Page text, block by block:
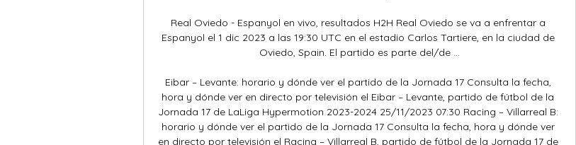
Real Oviedo - Espanyol en vivo, resultados H2H Real Oviedo se va a enfrentar a
Espanyol el 1 dic 2023 a las 19:30 UTC en el estadio Carlos Tartiere, en la ciudad de
Oviedo, Spain. El partido es parte del/de ...
Eibar – Levante: horario y dónde ver el partido de la Jornada 17 Consulta la fecha,
hora y dónde ver en directo por televisión el Eibar – Levante, partido de fútbol de la
Jornada 17 de LaLiga Hypermotion 2023-2024 25/11/2023 07:30 Racing – Villarreal B:
horario y dónde ver el partido de la Jornada 17 Consulta la fecha, hora y dónde ver
en directo por televisión el Racing – Villarreal B, partido de fútbol de la Jornada 17 de